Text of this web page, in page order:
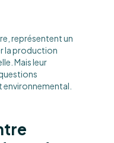
représentent un
la production
Mais leur
environnemental.